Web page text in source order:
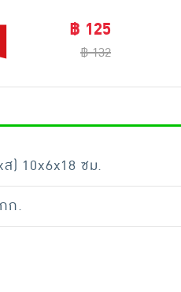
฿ 125
฿ 132
) 10x6x18 ซม.
ก.